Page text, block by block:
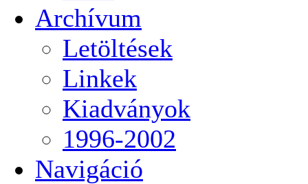
Archívum
Letöltések
Linkek
Kiadványok
1996-2002
Navigáció